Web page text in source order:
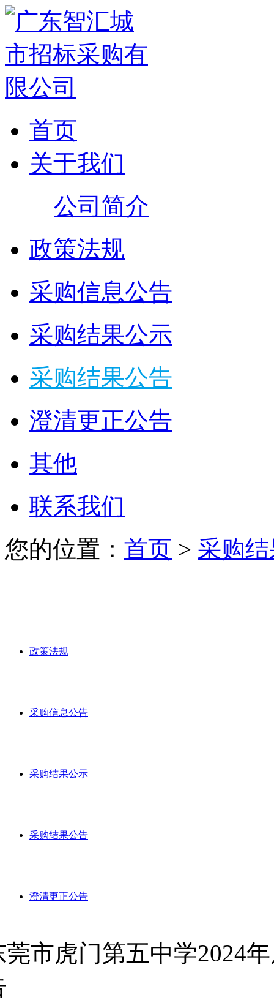
首页
关于我们
公司简介
政策法规
采购信息公告
采购结果公示
采购结果公告
澄清更正公告
其他
联系我们
您的位置： 首页 > 采购
政策法规
采购信息公告
采购结果公示
采购结果公告
澄清更正公告
莞市虎门第五中学2024